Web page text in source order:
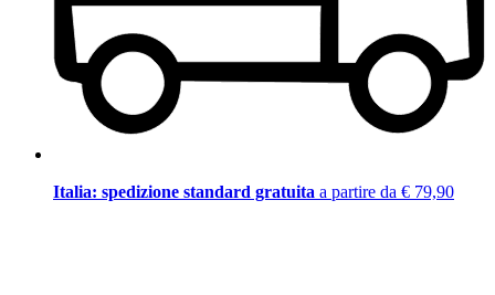
Italia: spedizione standard gratuita a partire da € 79,90